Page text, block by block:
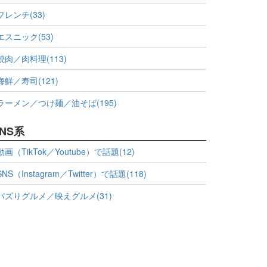
レンチ(33)
スニック(53)
肉／肉料理(113)
鮮／寿司(121)
ーメン／つけ麺／油そば(195)
系
画（TikTok／Youtube）で話題(12)
（Instagram／Twitter）で話題(118)
ズりグルメ／映えグルメ(31)